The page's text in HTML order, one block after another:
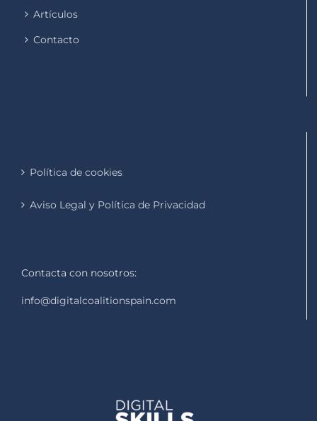
Artículos
Contacto
Política de cookies
Aviso Legal y Política de Privacidad
Contacta con nosotros:
info@digitalcoalitionspain.com